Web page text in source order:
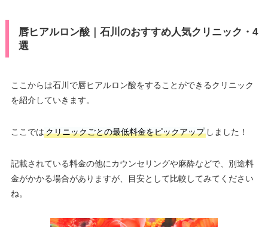
唇ヒアルロン酸｜石川のおすすめ人気クリニック・4
選
ここからは石川で唇ヒアルロン酸をすることができるクリニック
を紹介していきます。
ここではクリニックごとの最低料金をピックアップしました！
記載されている料金の他にカウンセリングや麻酔などで、別途料
金がかかる場合がありますが、目安として比較してみてください
ね。